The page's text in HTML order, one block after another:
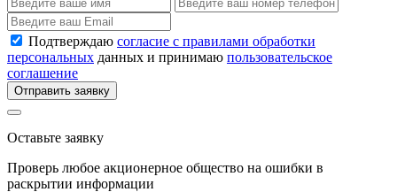
Подтверждаю согласие с правилами обработки
персональных данных и принимаю пользовательское
соглашение
Отправить заявку
Оставьте заявку
Проверь любое акционерное общество на ошибки в
раскрытии информации